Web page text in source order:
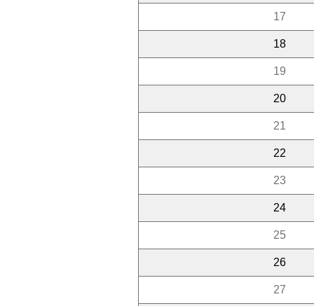
17
18
19
20
21
22
23
24
25
26
27